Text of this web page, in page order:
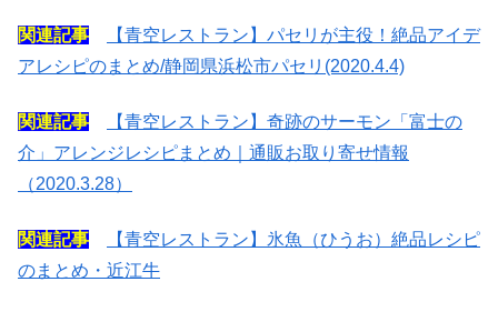
関連記事
【青空レストラン】パセリが主役！絶品アイデ
アレシピのまとめ/静岡県浜松市パセリ(2020.4.4)
関連記事
【青空レストラン】奇跡のサーモン「富士の
介」アレンジレシピまとめ｜通販お取り寄せ情報
（2020.3.28）
関連記事
【青空レストラン】氷魚（ひうお）絶品レシピ
のまとめ・近江牛